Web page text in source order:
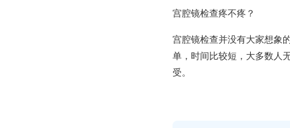
宫腔镜检查疼不疼？
宫腔镜检查并没有大家想象
单，时间比较短，大多数人
受。